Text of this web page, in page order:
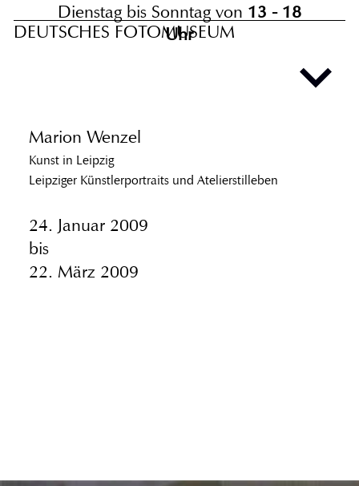
DEUTSCHES FOTOMUSEUM
Dienstag bis Sonntag von 13 - 18
Uhr
Marion Wenzel
Kunst in Leipzig
Leipziger Künstlerportraits und Atelierstilleben
24. Januar 2009
22. März 2009
bis